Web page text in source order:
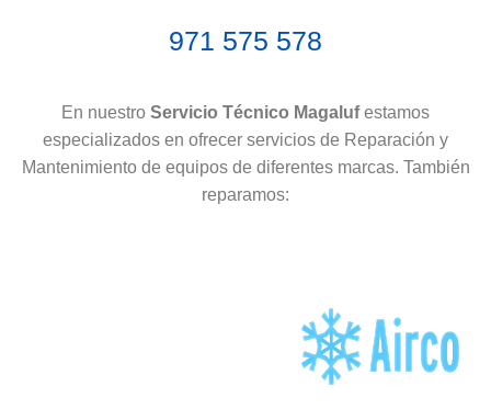
971 575 578
En nuestro Servicio Técnico Magalufestamos
especializados en ofrecer servicios de Reparación y
Mantenimiento de equipos de diferentes marcas. También
reparamos: